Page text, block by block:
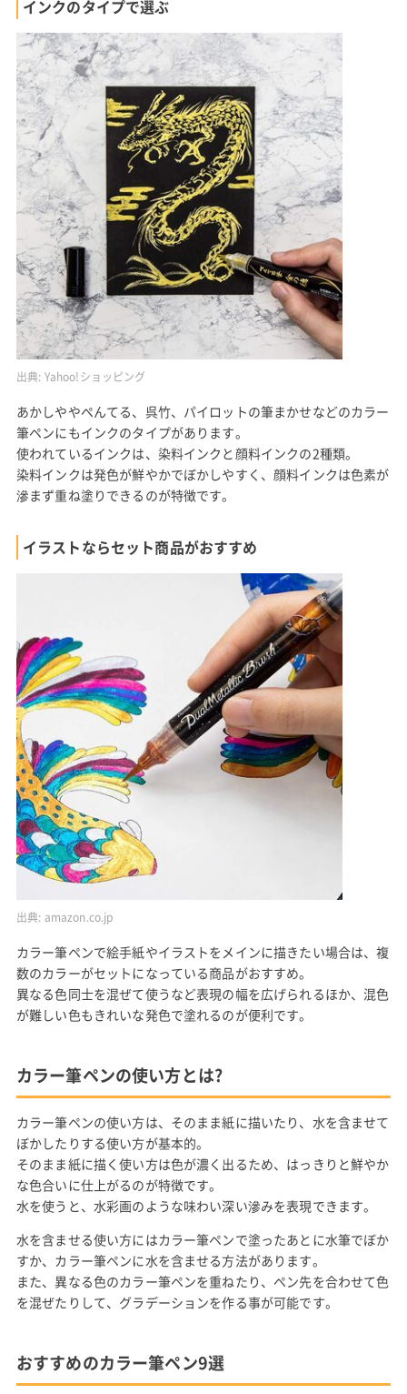
インクのタイプで選ぶ
出典: Yahoo!ショッピング
あかしややぺんてる、呉竹、パイロットの筆まかせなどのカラー
筆ペンにもインクのタイプがあります。
使われているインクは、染料インクと顔料インクの2種類。
染料インクは発色が鮮やかでぼかしやすく、顔料インクは色素が
滲まず重ね塗りできるのが特徴です。
イラストならセット商品がおすすめ
出典: amazon.co.jp
カラー筆ペンで絵手紙やイラストをメインに描きたい場合は、複
数のカラーがセットになっている商品がおすすめ。
異なる色同士を混ぜて使うなど表現の幅を広げられるほか、混色
が難しい色もきれいな発色で塗れるのが便利です。
カラー筆ペンの使い方とは?
カラー筆ペンの使い方は、そのまま紙に描いたり、水を含ませて
ぼかしたりする使い方が基本的。
そのまま紙に描く使い方は色が濃く出るため、はっきりと鮮やか
な色合いに仕上がるのが特徴です。
水を使うと、水彩画のような味わい深い滲みを表現できます。
水を含ませる使い方にはカラー筆ペンで塗ったあとに水筆でぼか
すか、カラー筆ペンに水を含ませる方法があります。
また、異なる色のカラー筆ペンを重ねたり、ペン先を合わせて色
を混ぜたりして、グラデーションを作る事が可能です。
おすすめのカラー筆ペン9選